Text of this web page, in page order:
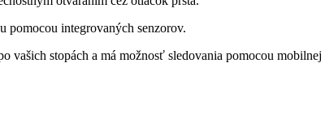
pomocou integrovaných senzorov.
vašich stopách a má možnosť sledovania pomocou